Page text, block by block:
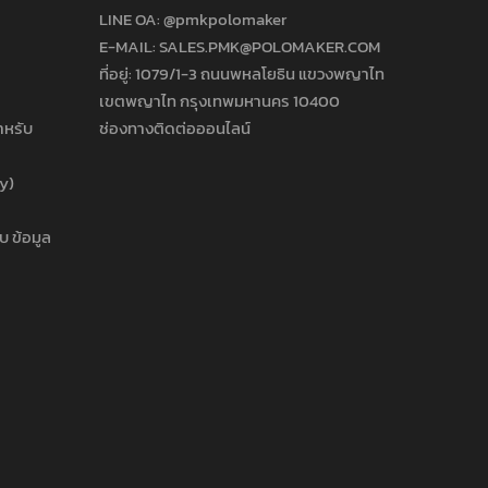
หรับ
ข้อมูล
LINE OA:@pmkpolomaker
E-MAIL: SALES.PMK@POLOMAKER.COM
ที่อยู่: 1079/1-3 ถนนพหลโยธิน แขวงพญาไท
เขตพญาไท กรุงเทพมหานคร 10400
ช่องทางติดต่อออนไลน์